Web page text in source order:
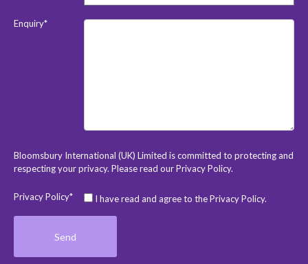
Enquiry*
Bloomsbury International (UK) Limited is committed to protecting and
respecting your privacy. Please read ourPrivacy Policy.
Privacy Policy* I have read and agree to the Privacy Policy.